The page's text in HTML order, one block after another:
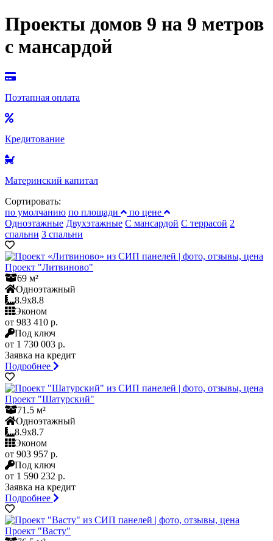
Проекты домов 9 на 9 метров
с мансардой
Поэтапная оплата
Кредитование
Материнский капитал
Сортировать:
по умолчанию по площади
по цене
Одноэтажные Двухэтажные С мансардой С террасой 2
спальни 3 спальни
Проект "Литвиново"
69 м²
Одноэтажный
8.9x8.8
Эконом
от 983 410 р.
Под ключ
от 1 730 003 р.
Заявка на кредит
Подробнее
Проект "Шатурский"
71.5 м²
Одноэтажный
8.9x8.7
Эконом
от 903 957 р.
Под ключ
от 1 590 232 р.
Заявка на кредит
Подробнее
Проект "Васту"